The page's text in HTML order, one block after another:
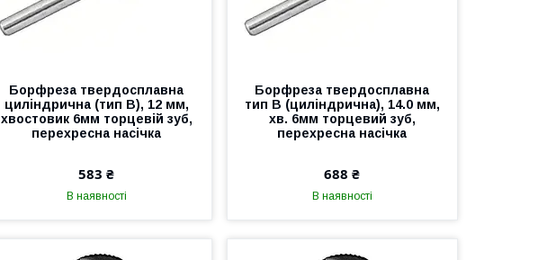
Борфреза твердосплавна
циліндрична (тип В), 12 мм,
хвостовик 6мм торцевій зуб,
перехресна насічка
583 ₴
В наявності
Борфреза твердосплавна
тип В (циліндрична), 14.0 мм,
хв. 6мм торцевий зуб,
перехресна насічка
688 ₴
В наявності